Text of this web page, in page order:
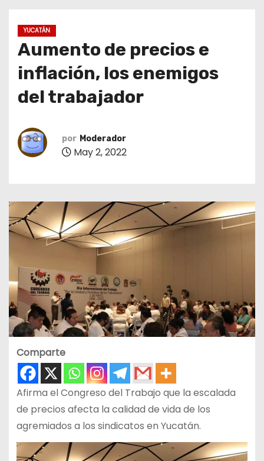
YUCATÁN
Aumento de precios e
inflación, los enemigos
del trabajador
por Moderador
May 2, 2022
Comparte
Afirma el Congreso del Trabajo que la escalada
de precios afecta la calidad de vida de los
agremiados a los sindicatos en Yucatán.